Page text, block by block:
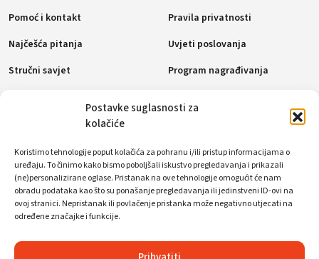
Postavke suglasnosti za
kolačiće
Koristimo tehnologije poput kolačića za pohranu i/ili pristup informacijama o
uređaju. To činimo kako bismo poboljšali iskustvo pregledavanja i prikazali
(ne)personalizirane oglase. Pristanak na ove tehnologije omogućit će nam
obradu podataka kao što su ponašanje pregledavanja ili jedinstveni ID-ovi na
ovoj stranici. Nepristanak ili povlačenje pristanka može negativno utjecati na
određene značajke i funkcije.
Pomoć i kontakt
Najčešća pitanja
Stručni savjet
Pravila privatnosti
Uvjeti poslovanja
Program nagrađivanja
Društvene mreže